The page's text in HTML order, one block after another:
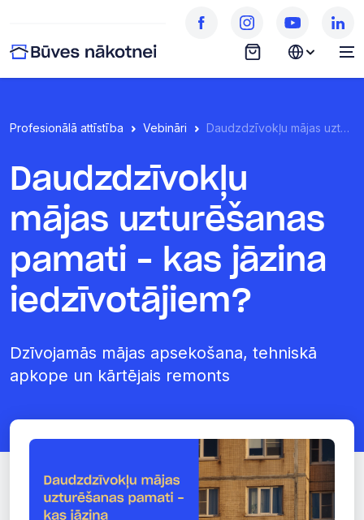
Profesionālā attīstība Vebināri Daudzdzīvokļu mājas uzturēšanas pamati – kas jāzina iedzīvotājiem?
Daudzdzīvokļu
mājas uzturēšanas
pamati – kas jāzina
iedzīvotājiem?
Dzīvojamās mājas apsekošana, tehniskā
apkope un kārtējais remonts